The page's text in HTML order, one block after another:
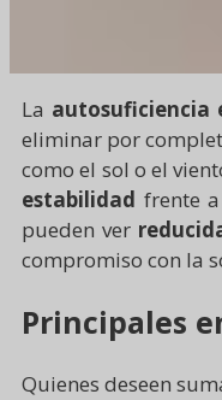
La autosuficiencia
eliminar por
como el sol o el
estabilidad frente
pueden ver
compromiso con la
Principales
Quienes deseen